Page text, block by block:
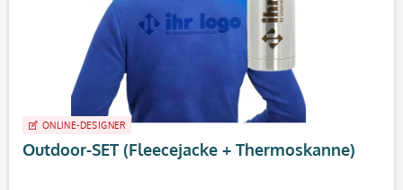
ONLINE-DESIGNER
Outdoor-SET (Fleecejacke + Thermoskanne)